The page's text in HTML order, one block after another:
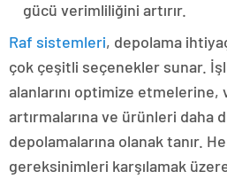
gücü verimliliğini artırır.
Raf sistemleri, depolama
çok çeşitli seçenekler sunar.
alanlarını optimize
artırmalarına ve ürünleri daha
depolamalarına olanak tanır.
gereksinimleri karşılamak